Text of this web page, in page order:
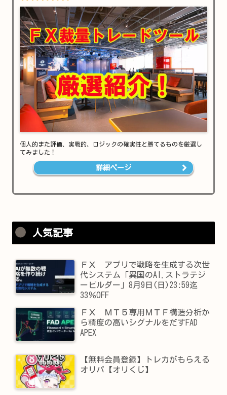
個人的また評価、実戦的、ロジックの確実性と勝てるものを厳選し
てみました！
詳細ページ
人気記事
ＦＸ アプリで戦略を生成する次世
代システム「異国のAI.ストラテジ
ービルダー」8月9日(日)23:59迄
33％OFF
ＦＸ ＭＴ５専用ＭＴＦ構造分析か
ら精度の高いシグナルをだすFAD
APEX
【無料会員登録】トレカがもらえる
オリパ【オリくじ】